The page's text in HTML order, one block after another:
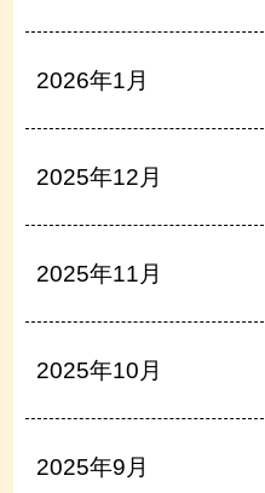
2026年1月
2025年12月
2025年11月
2025年10月
2025年9月